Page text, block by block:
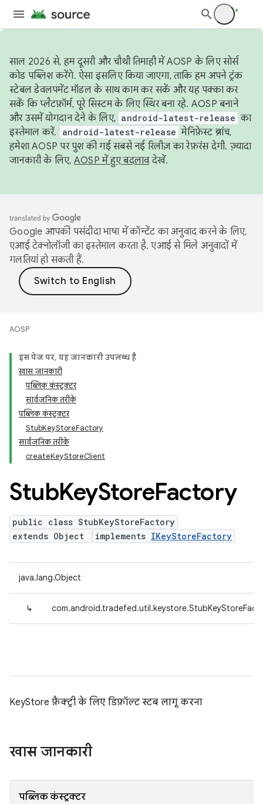
साल 2026 से, हम दूसरी और चौथी तिमाही में AOSP के लिए सोर्स
कोड पब्लिश करेंगे. ऐसा इसलिए किया जाएगा, ताकि हम अपने ट्रंक
स्टेबल डेवलपमेंट मॉडल के साथ काम कर सकें और यह पक्का कर
सकें कि प्लैटफ़ॉर्म, पूरे सिस्टम के लिए स्थिर बना रहे. AOSP बनाने
और उसमें योगदान देने के लिए, android-latest-release का
इस्तेमाल करें.
android-latest-release मेनिफ़ेस्ट ब्रांच,
हमेशा AOSP पर पुश की गई सबसे नई रिलीज़ का रेफ़रंस देगी. ज़्यादा
जानकारी के लिए, AOSP में हुए बदलावदेखें.
Google आपकी पसंदीदा भाषा में कॉन्टेंट का अनुवाद करने के लिए,
एआई टेक्नोलॉजी का इस्तेमाल करता है. एआई से मिले अनुवादों में
गलतियां हो सकती हैं.
AOSP
इस पेज पर, यह जानकारी उपलब्ध है
खास जानकारी
पब्लिक कंस्ट्रक्टर
सार्वजनिक तरीके
पब्लिक कंस्ट्रक्टर
StubKeyStoreFactory
सार्वजनिक तरीके
createKeyStoreClient
StubKeyStoreFactory
public class StubKeyStoreFactory
extends Object
implements IKeyStoreFactory
java.lang.Object
↳
KeyStore फ़ैक्ट्री के लिए डिफ़ॉल्ट स्टब लागू करना
खास जानकारी
पब्लिक कंस्ट्रक्टर